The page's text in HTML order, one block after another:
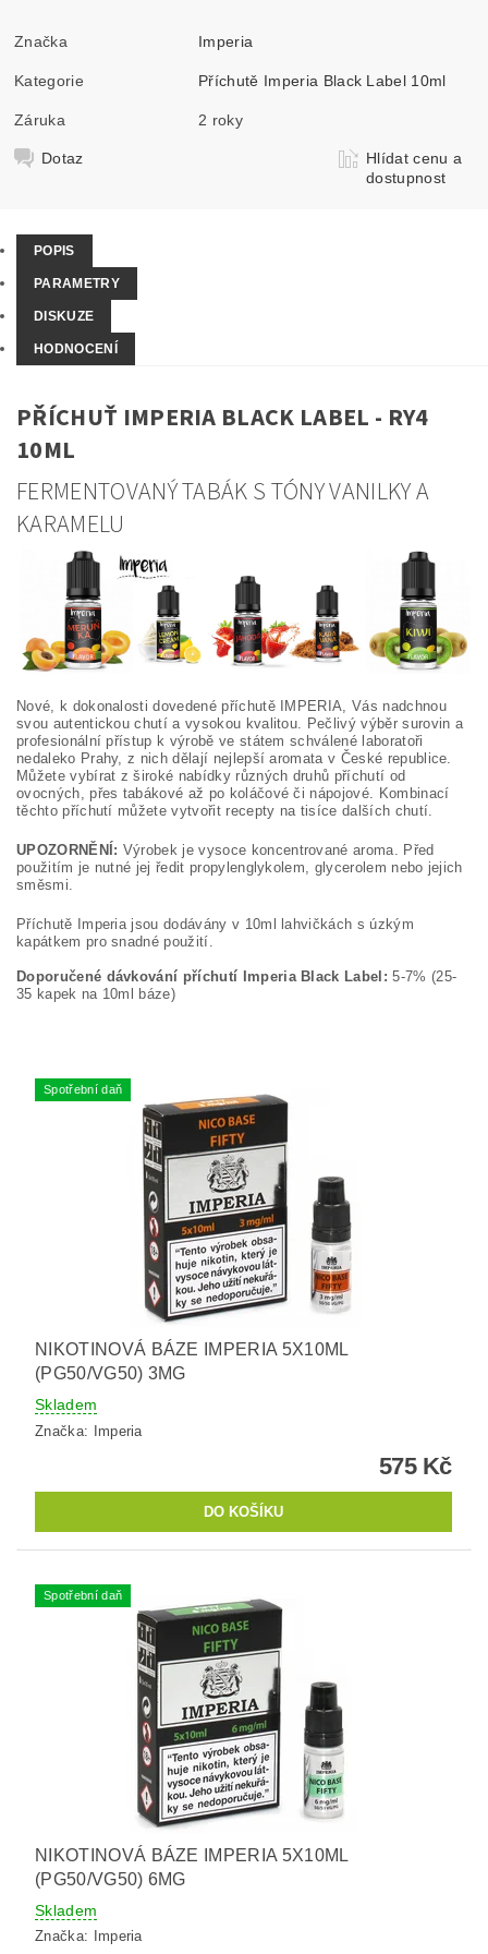
Značka Imperia
Kategorie Příchutě Imperia Black Label 10ml
Záruka 2 roky
Dotaz
Hlídat cenu a
dostupnost
POPIS
PARAMETRY
DISKUZE
HODNOCENÍ
PŘÍCHUŤ IMPERIA BLACK LABEL - RY4
10ML
FERMENTOVANÝ TABÁK S TÓNY VANILKY A
KARAMELU
Nové, k dokonalosti dovedené příchutě IMPERIA, Vás nadchnou
svou autentickou chutí a vysokou kvalitou. Pečlivý výběr surovin a
profesionální přístup k výrobě ve státem schválené laboratoři
nedaleko Prahy, z nich dělají nejlepší aromata v České republice.
Můžete vybírat z široké nabídky různých druhů příchutí od
ovocných, přes tabákové až po koláčové či nápojové. Kombinací
těchto příchutí můžete vytvořit recepty na tisíce dalších chutí.
UPOZORNĚNÍ: Výrobek je vysoce koncentrované aroma. Před
použitím je nutné jej ředit propylenglykolem, glycerolem nebo jejich
směsmi.
Příchutě Imperia jsou dodávány v 10ml lahvičkách s úzkým
kapátkem pro snadné použití.
Doporučené dávkování příchutí Imperia Black Label: 5-7% (25-
35 kapek na 10ml báze)
Spotřební daň
NIKOTINOVÁ BÁZE IMPERIA 5X10ML
(PG50/VG50) 3MG
Skladem
Značka: Imperia
575 Kč
Spotřební daň
NIKOTINOVÁ BÁZE IMPERIA 5X10ML
(PG50/VG50) 6MG
Skladem
Značka: Imperia